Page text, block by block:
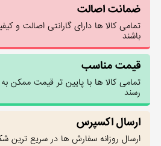
ضمانت اصالت
تمامی کالا ها دارای گارانتی اصالت و
باشند
قیمت مناسب
تمامی کالا ها با پایین تر قیمت ممکن
رسند
ارسال اکسپرس
ارسال روزانه سفارش ها در سریع ترین